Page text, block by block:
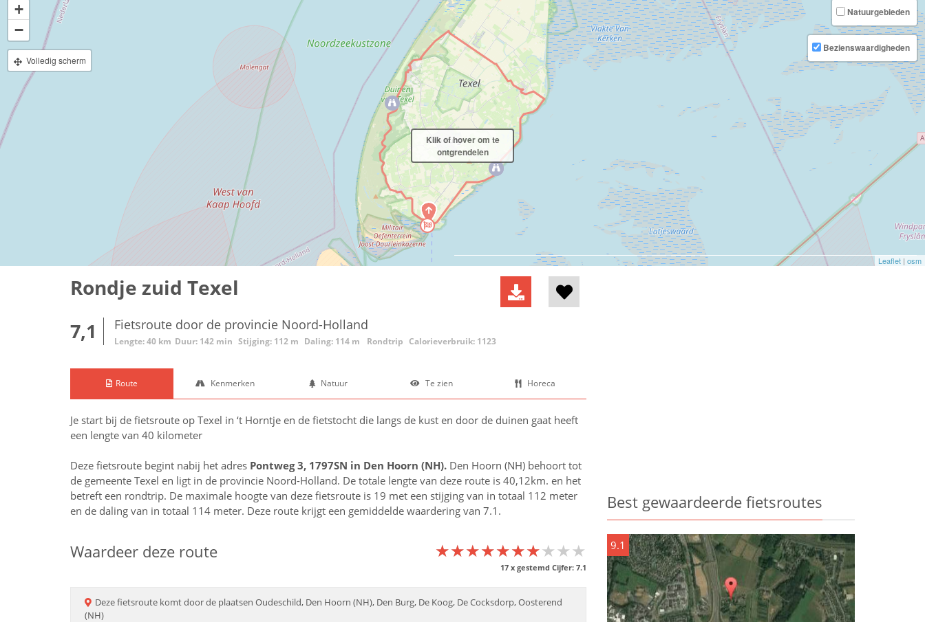
+
−
Volledig scherm
Natuurgebieden
Bezienswaardigheden
Leaflet | osm
Klik of hover om te
ontgrendelen
Rondje zuid Texel
7,1 Fietsroute door de provincie Noord-Holland
Lengte: 40 km Duur: 142 min Stijging: 112 m Daling: 114 m Rondtrip Calorieverbruik: 1123
Route Kenmerken Natuur Te zien Horeca
Je start bij de fietsroute op Texel in ‘t Horntje en de fietstocht die langs de kust en door de duinen gaat heeft
een lengte van 40 kilometer
Deze fietsroute begint nabij het adres Pontweg 3, 1797SN in Den Hoorn (NH). Den Hoorn (NH) behoort tot
de gemeente Texel en ligt in de provincie Noord-Holland. De totale lengte van deze route is 40,12km. en het
betreft een rondtrip. De maximale hoogte van deze fietsroute is 19 met een stijging van in totaal 112 meter
en de daling van in totaal 114 meter. Deze route krijgt een gemiddelde waardering van 7.1.
Waardeer deze route ★★★★★★★★★★
★★★★★★★★★★
★★★★★★★★★★
17x gestemd Cijfer: 7.1
Dezefietsroute komt door de plaatsen Oudeschild, Den Hoorn (NH), Den Burg, De Koog, De Cocksdorp, Oosterend
(NH)
Best gewaardeerde fietsroutes
9.1